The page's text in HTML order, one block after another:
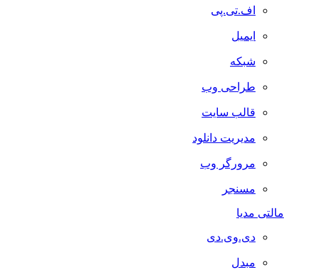
اف.تی.پی
ایمیل
شبکه
طراحی وب
قالب سایت
مدیریت دانلود
مرورگر وب
مسنجر
مالتی مدیا
دی.وی.دی
مبدل